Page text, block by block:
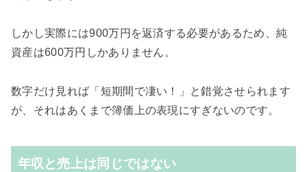
しかし実際には900万円を返済する必要があるため、純
資産は600万円しかありません。
数字だけ見れば「短期間で凄い！」と錯覚させられます
が、それはあくまで簿価上の表現にすぎないのです。
年収と売上は同じではない